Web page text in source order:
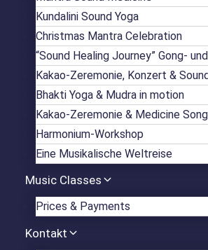
Kundalini Sound Yoga
Christmas Mantra Celebration
“Sound Healing Journey” Gong-
Kakao-Zeremonie, Konzert &
Bhakti Yoga & Mudra in motion
Kakao-Zeremonie & Medicine
Harmonium-Workshop
Eine Musikalische Weltreise
Music Classes
Prices & Payments
Kontakt